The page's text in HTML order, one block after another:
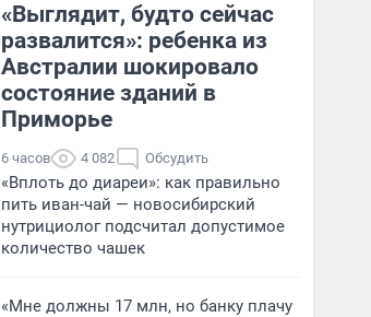
«Выглядит, будто сейчас
развалится»: ребенка из
Австралии шокировало
состояние зданий в
Приморье
6 часов 4 082 Обсудить
«Вплоть до диареи»: как правильно
пить иван-чай — новосибирский
нутрициолог подсчитал допустимое
количество чашек
«Мне должны 17 млн, но банку плачу